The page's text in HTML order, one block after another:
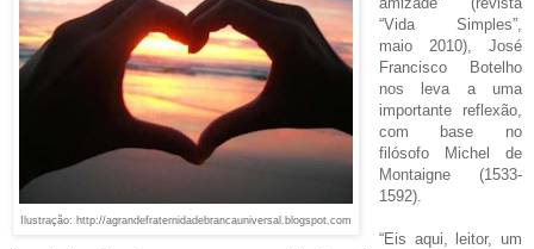
Ilustração: http://agrandefraternidadebrancauniversal.blogspot.com
“Vida Simples”,
maio 2010), José
Francisco Botelho
nos leva a uma
importante reflexão,
com base no
filósofo Michel de
Montaigne (1533-
1592).
“Eis aqui, leitor, um